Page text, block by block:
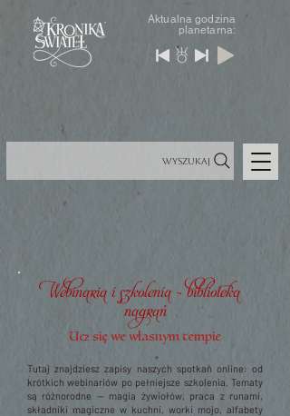
Aktualna godzina
planetarna:
Wyszukaj
Webinaria i szkolenia — biblioteka
nagrań
Ucz się we własnym tempie
Tutaj znajdziesz zapisy naszych spotkań online: od
krótkich webinariów po pełniejsze szkolenia. Tematy
są różnorodne — magia żywiołów, praca z runami,
składniki magiczne w kuchni, worki mojo, alfabety